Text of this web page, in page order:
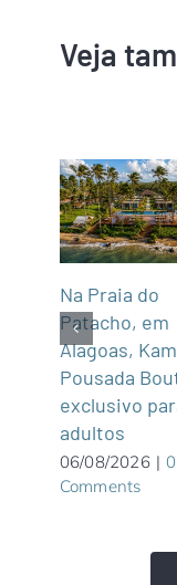
Veja
Na Praia do
Patacho, em
Alagoas,
Pousada
exclusivo
adultos
06/08/2026 | 0
Comments